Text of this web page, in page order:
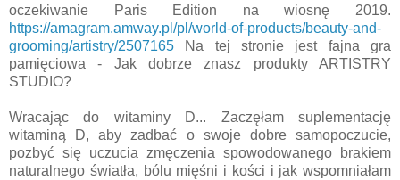
oczekiwanie Paris Edition na wiosnę 2019.
https://amagram.amway.pl/pl/world-of-products/beauty-and-
grooming/artistry/2507165 Na tej stronie jest fajna gra
pamięciowa - Jak dobrze znasz produkty ARTISTRY
STUDIO?
Wracając do witaminy D... Zaczęłam suplementację
witaminą D, aby zadbać o swoje dobre samopoczucie,
pozbyć się uczucia zmęczenia spowodowanego brakiem
naturalnego światła, bólu mięśni i kości i jak wspomniałam